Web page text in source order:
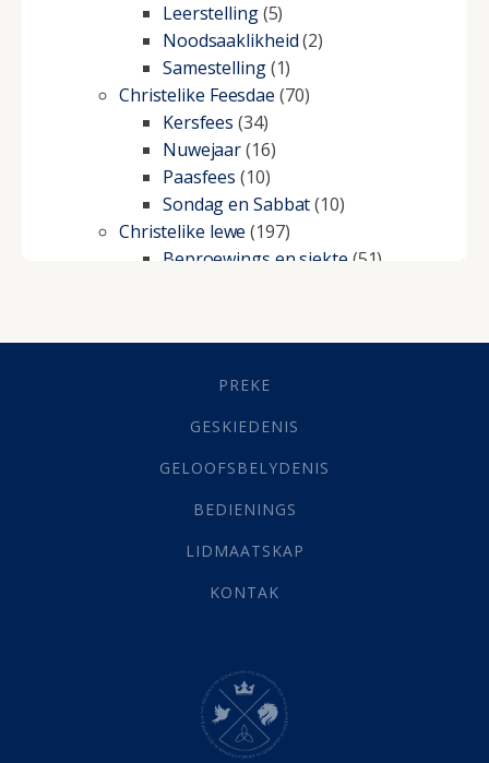
Leerstelling(5)
Noodsaaklikheid(2)
Samestelling(1)
Christelike Feesdae (70)
Kersfees (34)
Nuwejaar(16)
Paasfees (10)
Sondag en Sabbat(10)
Christelike lewe (197)
Beproewings en siekte (51)
Geestelike Groei(10)
(21)
Grys Areas(4)
Lewensdoel(3)
Selfondersoek(1)
Werk(22)
(142)
Hemel (31)
Israel (14)
Millennium(1)
PREKE
GESKIEDENIS
GELOOFSBELYDENIS
BEDIENINGS
LIDMAATSKAP
KONTAK